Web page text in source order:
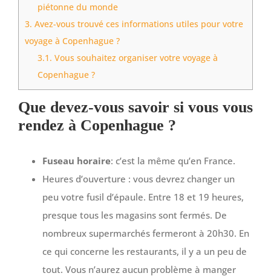
piétonne du monde
3. Avez-vous trouvé ces informations utiles pour votre
voyage à Copenhague ?
3.1. Vous souhaitez organiser votre voyage à
Copenhague ?
Que devez-vous savoir si vous vous
rendez à Copenhague ?
Fuseau horaire: c’est la même qu’en France.
Heures d’ouverture : vous devrez changer un
peu votre fusil d’épaule. Entre 18 et 19 heures,
presque tous les magasins sont fermés. De
nombreux supermarchés fermeront à 20h30. En
ce qui concerne les restaurants, il y a un peu de
tout. Vous n’aurez aucun problème à manger